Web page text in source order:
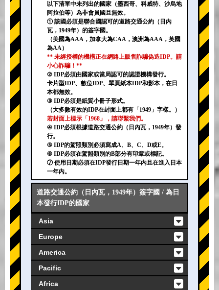
以下清單中未列出的國家（墨西哥、科威特、沙烏地
阿拉伯等）為非會員國且無效。
① 該國必須是聯合國認可的道路交通公約（日內
瓦，1949年）的簽字國。
（美國為AAA，加拿大為CAA，澳洲為AAA，英國
為AA）
** 未經授權的機構正在網路上販售詐騙偽造IDP。請
小心詐騙！**
② IDP必須由國家或當局認可的認證機構發行。
卡片型IDP、數位IDP、單頁紙本IDP和影本，在日
本都無效。
③ IDP必須是紙質小冊子形式。
（大多數有效的IDP在封面上都有「1949」字樣。）
若封面上標示「1968」，請聯繫我們。
④ IDP必須根據道路交通公約（日內瓦，1949年）發
行。
⑤ IDP的駕照類別必須寫成A、B、C、D或E。
⑥ IDP必須在駕照類別的B部分有印章或標記。
⑦ 使用日期必須在IDP發行日期一年內且在進入日本
一年內。
道路交通公約（日內瓦，1949年）簽字國 / 為日
本發行IDP的國家
Asia
Europe
America
Pacific
Africa